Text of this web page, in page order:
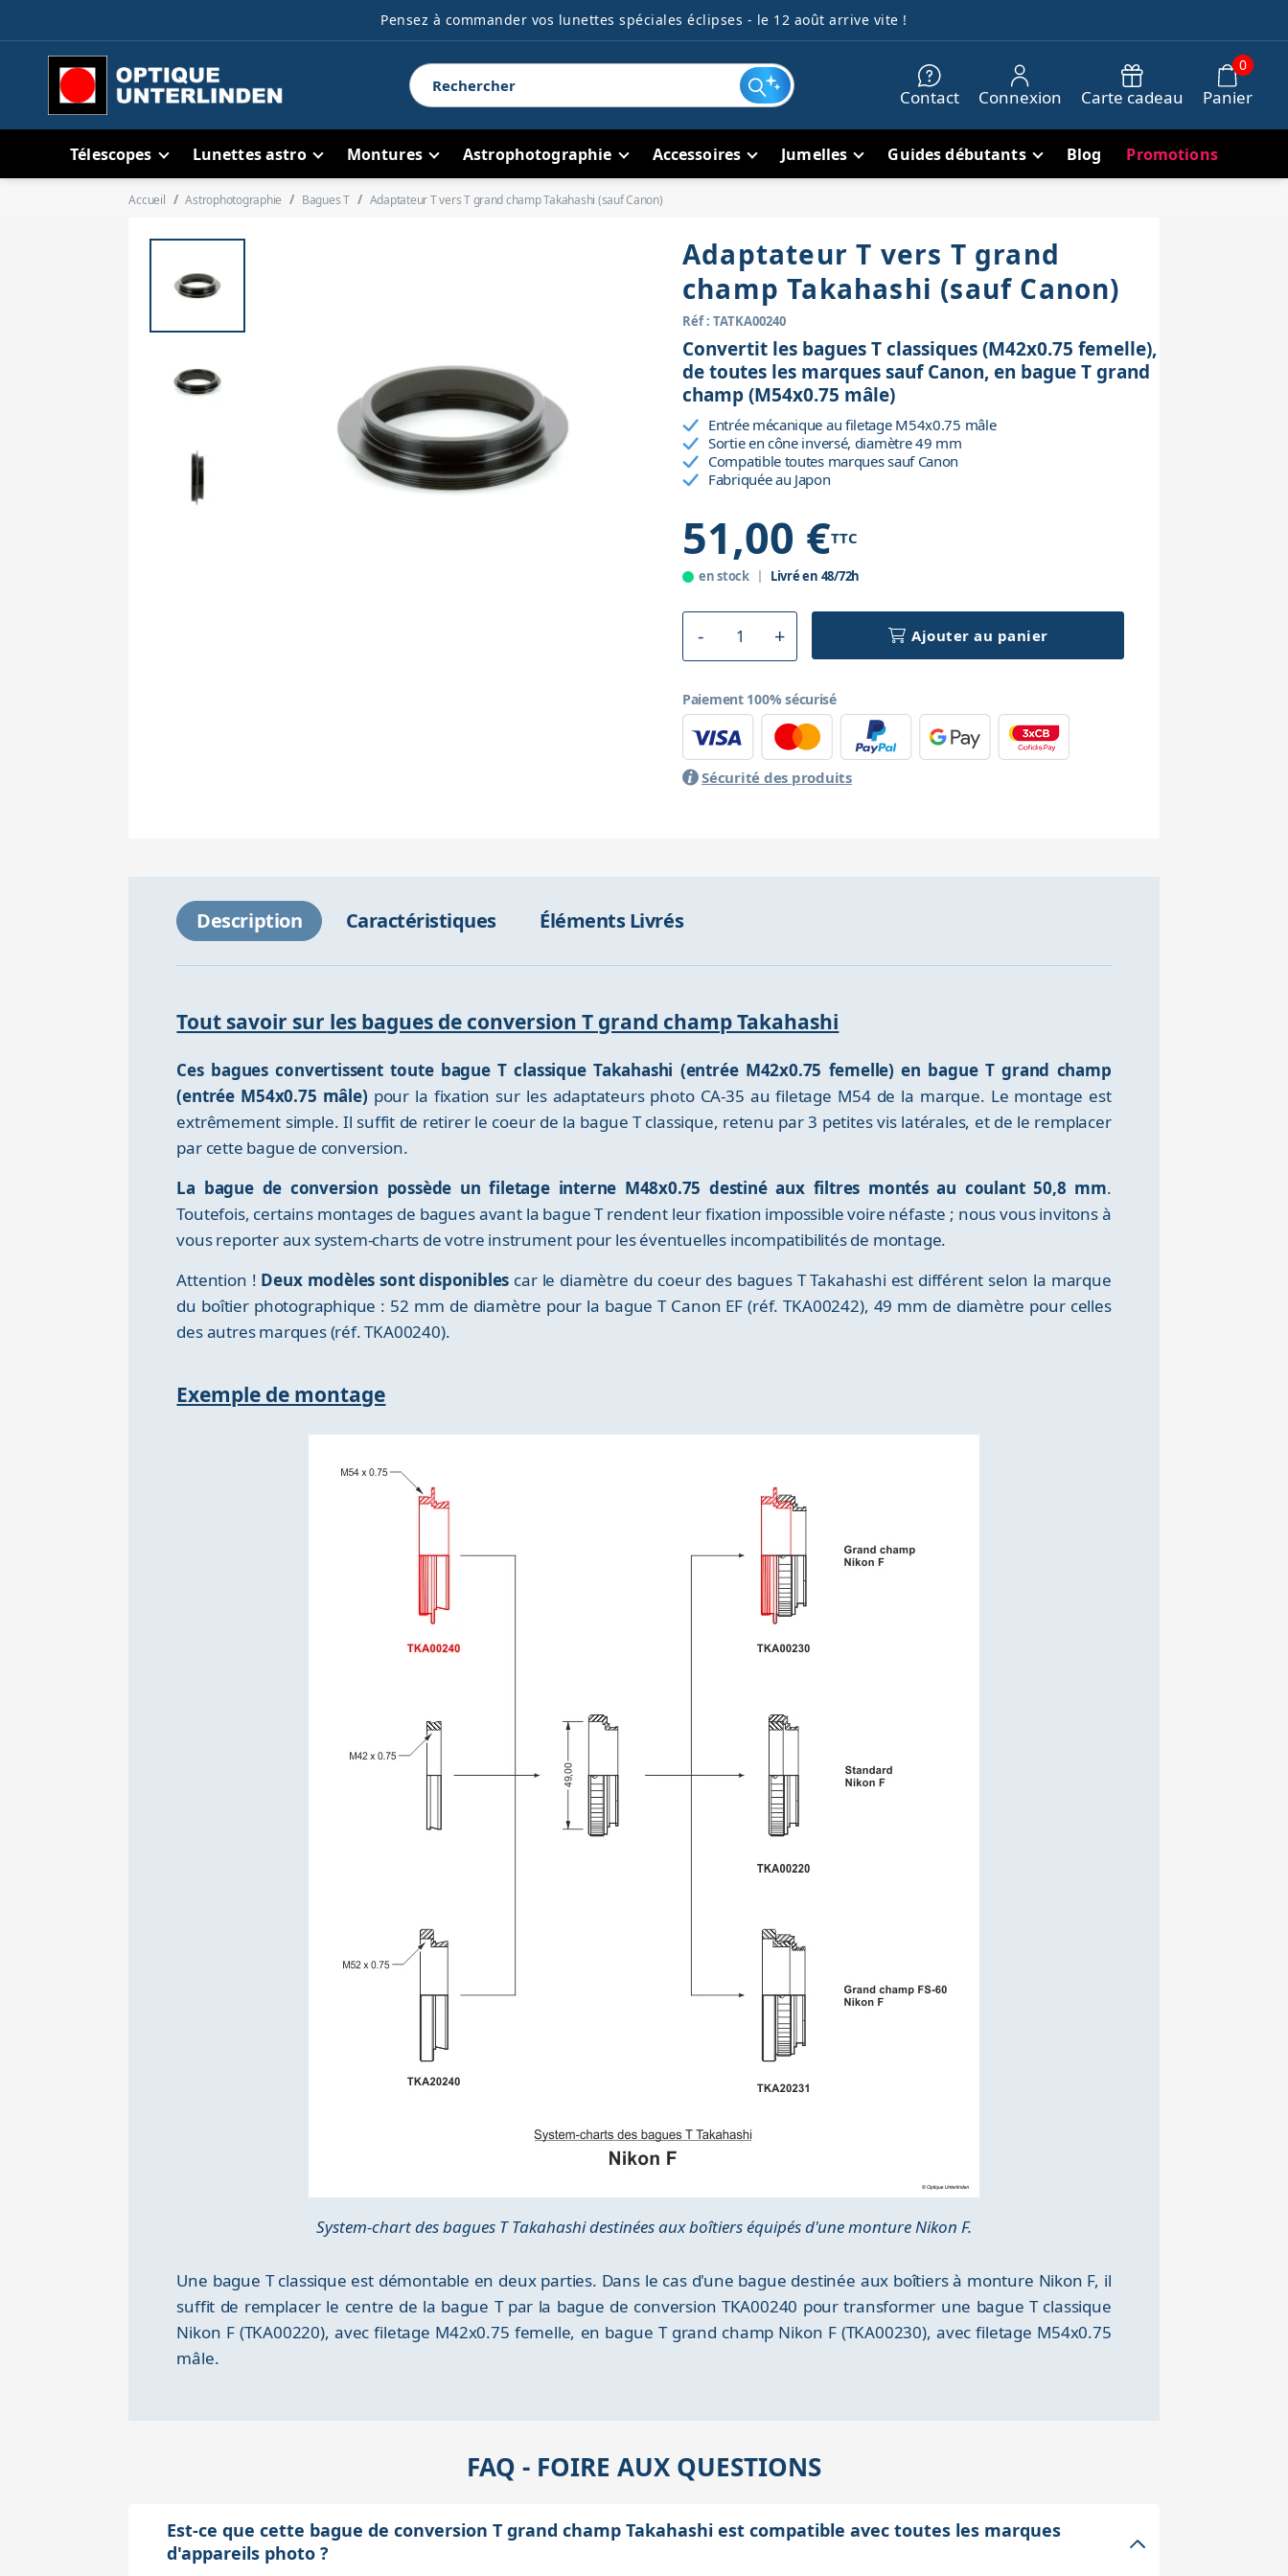
Pensez à commander vos lunettes spéciales éclipses - le 12 août arrive vite !
Contact Connexion Carte cadeau Panier
0
Télescopes Lunettes astro Montures Astrophotographie Accessoires Jumelles Guides débutants Blog Promotions
Accueil Astrophotographie Bagues T Adaptateur T vers T grand champ Takahashi (sauf Canon)
Adaptateur T vers T grand
champ Takahashi (sauf Canon)
Réf : TATKA00240
Convertit les bagues T classiques (M42x0.75 femelle),
de toutes les marques sauf Canon, en bague T grand
champ (M54x0.75 mâle)
Entrée mécanique au filetage M54x0.75 mâle
Sortie en cône inversé, diamètre 49 mm
Compatible toutes marques sauf Canon
Fabriquée au Japon
51,00 €TTC
en stock Livré en 48/72h
Ajouter au panier
Paiement 100% sécurisé
Sécurité des produits
Description Caractéristiques Éléments Livrés
Tout savoir sur les bagues de conversion T grand champ Takahashi
Ces bagues convertissent toute bague T classique Takahashi (entrée M42x0.75 femelle) en bague T grand champ
(entrée M54x0.75 mâle) pour la fixation sur les adaptateurs photo CA-35 au filetage M54 de la marque. Le montage est
extrêmement simple. Il suffit de retirer le coeur de la bague T classique, retenu par 3 petites vis latérales, et de le remplacer
par cette bague de conversion.
La bague de conversion possède un filetage interne M48x0.75 destiné aux filtres montés au coulant 50,8 mm.
Toutefois, certains montages de bagues avant la bague T rendent leur fixation impossible voire néfaste ; nous vous invitons à
vous reporter aux system-charts de votre instrument pour les éventuelles incompatibilités de montage.
Attention ! Deux modèles sont disponibles car le diamètre du coeur des bagues T Takahashi est différent selon la marque
du boîtier photographique : 52 mm de diamètre pour la bague T Canon EF (réf. TKA00242), 49 mm de diamètre pour celles
des autres marques (réf. TKA00240).
Exemple de montage
System-chart des bagues T Takahashi destinées aux boîtiers équipés d'une monture Nikon F.
Une bague T classique est démontable en deux parties. Dans le cas d'une bague destinée aux boîtiers à monture Nikon F, il
suffit de remplacer le centre de la bague T par la bague de conversion TKA00240 pour transformer une bague T classique
Nikon F (TKA00220), avec filetage M42x0.75 femelle, en bague T grand champ Nikon F (TKA00230), avec filetage M54x0.75
mâle.
FAQ - FOIRE AUX QUESTIONS
Est-ce que cette bague de conversion T grand champ Takahashi est compatible avec toutes les marques
d'appareils photo ?